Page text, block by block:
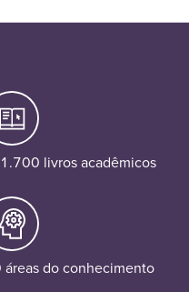
livros acadêmicos
do conhecimento